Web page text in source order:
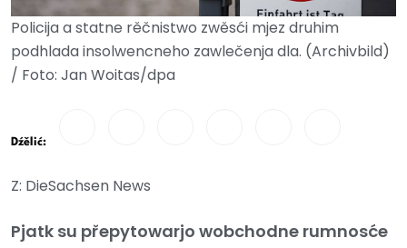
Policija a statne rěčnistwo zwěsći mjez druhim
podhlada insolwencneho zawlečenja dla. (Archivbild)
/ Foto: Jan Woitas/dpa
Dźělić:
Z: DieSachsen News
Pjatk su přepytowarjo wobchodne rumnosće